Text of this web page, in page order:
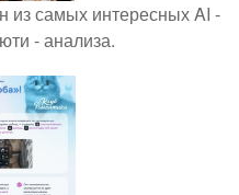
из самых интересных AI -
- анализа.